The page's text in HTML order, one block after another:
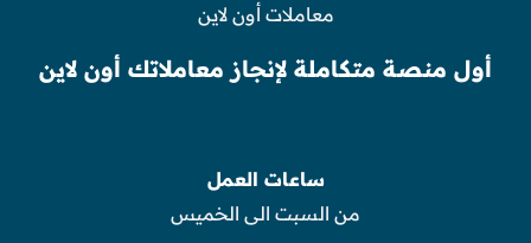
معاملات أون لاين
أول منصة متكاملة لإنجاز معاملاتك أون لاين
ساعات العمل
من السبت الى الخميس